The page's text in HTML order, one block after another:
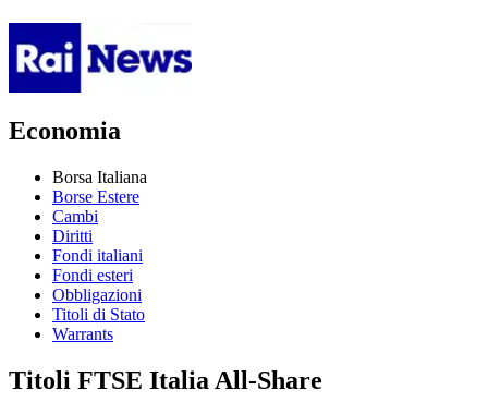
Economia
Borsa Italiana
Borse Estere
Cambi
Diritti
Fondi italiani
Fondi esteri
Obbligazioni
Titoli di Stato
Warrants
Titoli FTSE Italia All-Share